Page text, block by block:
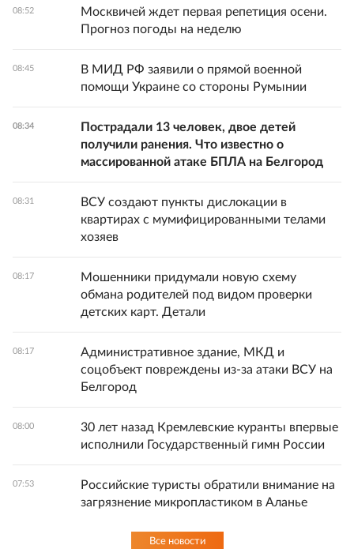
08:52
Москвичей ждет первая репетиция осени.
Прогноз погоды на неделю
08:45
В МИД РФ заявили о прямой военной
помощи Украине со стороны Румынии
08:34
Пострадали 13 человек, двое детей
получили ранения. Что известно о
массированной атаке БПЛА на Белгород
08:31
ВСУ создают пункты дислокации в
квартирах с мумифицированными телами
хозяев
08:17
Мошенники придумали новую схему
обмана родителей под видом проверки
детских карт. Детали
08:17
Административное здание, МКД и
соцобъект повреждены из-за атаки ВСУ на
Белгород
08:00
30 лет назад Кремлевские куранты впервые
исполнили Государственный гимн России
07:53
Российские туристы обратили внимание на
загрязнение микропластиком в Аланье
Все новости